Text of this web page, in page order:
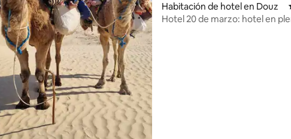
4,83 de 5. 30 evaluaciones
Habitación de hotel en Douz
Hotel 20 de marzo: hotel en